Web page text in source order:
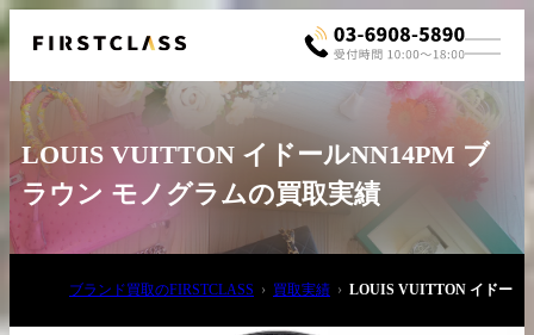
LOUIS VUITTON イドールNN14PM ブ
ラウン モノグラムの買取実績
ブランド買取のFIRSTCLASS 買取実績 LOUIS VUITTON イドール